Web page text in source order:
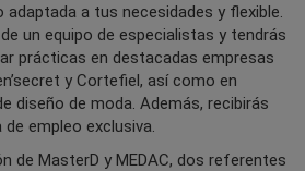
a tus necesidades y flexible.
un equipo de especialistas y tendrás
prácticas en destacadas empresas
y Cortefiel, así como en
diseño de moda. Además, recibirás
empleo exclusiva.
de MasterD y MEDAC, dos referentes